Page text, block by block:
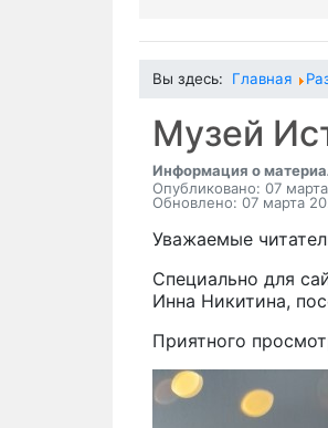
Вы здесь: Главная
Музей
Информация о
Опубликовано: 07
Обновлено: 07 марта
Уважаемые
Специально для
Инна Никитина,
Приятного